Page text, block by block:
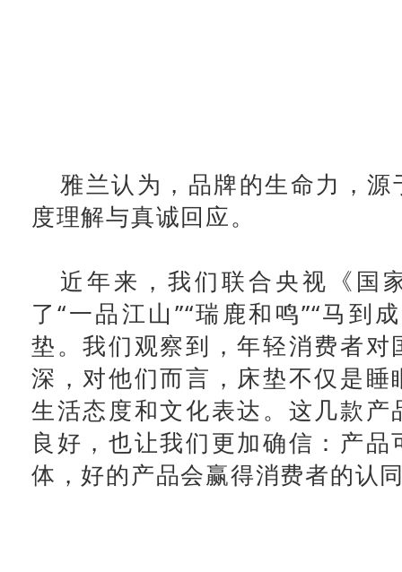
雅兰认为，品牌的生命力，
度理解与真诚回应。
近年来，我们联合央视 《国
了“一品江山”“瑞鹿和鸣”“马到
垫。我们观察到，年轻消费者对
深，对他们而言，床垫不仅是睡
生活态度和文化表达。这几款产
良好，也让我们更加确信：产
体，好的产品会赢得消费者的认